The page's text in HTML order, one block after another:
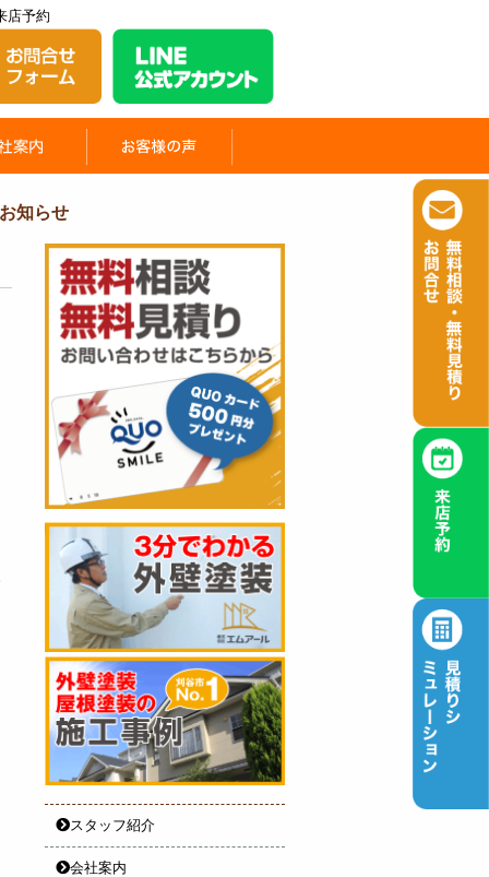
店予約
知らせ
スタッフ紹介
会社案内